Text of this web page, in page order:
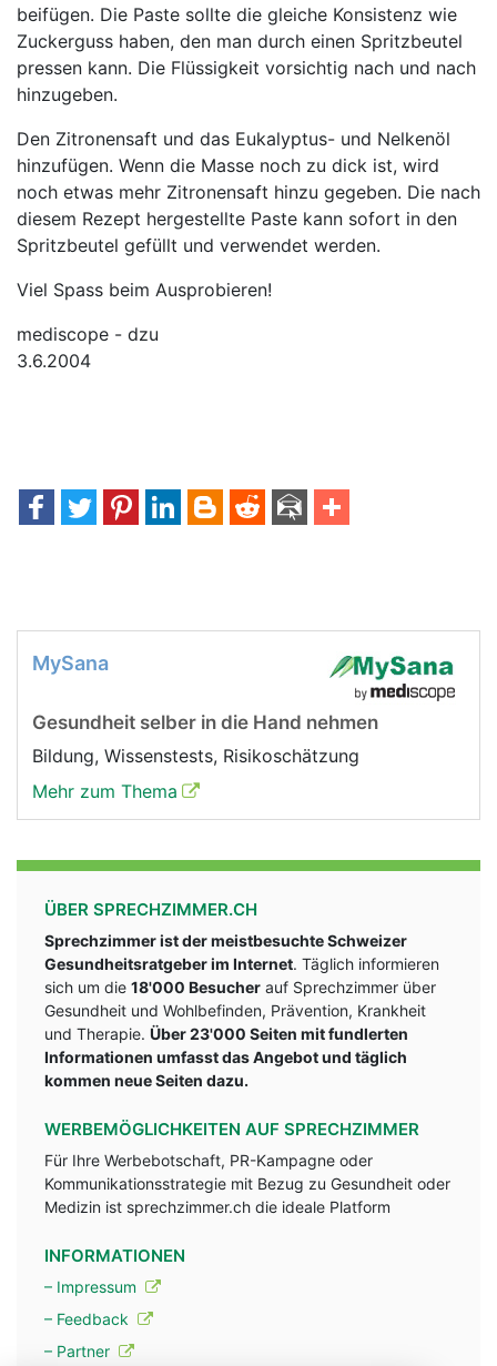
beifügen. Die Paste sollte die gleiche Konsistenz wie
Zuckerguss haben, den man durch einen Spritzbeutel
pressen kann. Die Flüssigkeit vorsichtig nach und nach
hinzugeben.
Den Zitronensaft und das Eukalyptus- und Nelkenöl
hinzufügen. Wenn die Masse noch zu dick ist, wird
noch etwas mehr Zitronensaft hinzu gegeben. Die nach
diesem Rezept hergestellte Paste kann sofort in den
Spritzbeutel gefüllt und verwendet werden.
Viel Spass beim Ausprobieren!
mediscope - dzu
3.6.2004
MySana
Gesundheit selber in die Hand nehmen
Bildung, Wissenstests, Risikoschätzung
Mehr zum Thema
ÜBER SPRECHZIMMER.CH
Sprechzimmer ist der meistbesuchte Schweizer
Gesundheitsratgeber im Internet. Täglich informieren
sich um die 18'000 Besucher auf Sprechzimmer über
Gesundheit und Wohlbefinden, Prävention, Krankheit
und Therapie. Über 23'000 Seiten mit fundlerten
Informationen umfasst das Angebot und täglich
kommen neue Seiten dazu.
WERBEMÖGLICHKEITEN AUF SPRECHZIMMER
Für Ihre Werbebotschaft, PR-Kampagne oder
Kommunikationsstrategie mit Bezug zu Gesundheit oder
Medizin ist sprechzimmer.ch die ideale Platform
INFORMATIONEN
– Impressum
– Feedback
– Partner